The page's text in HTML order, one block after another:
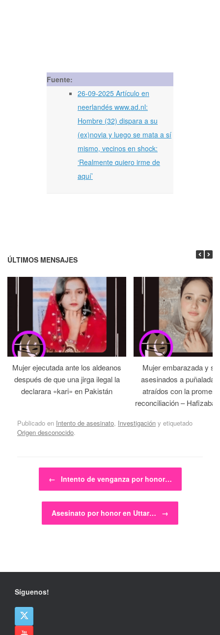
Fuente:
26-09-2025 Artículo en
neerlandés www.ad.nl:
Hombre (32) dispara a su
(ex)novia y luego se mata a sí
mismo, vecinos en shock:
‘Realmente quiero irme de
aquí’
ÚLTIMOS MENSAJES
Mujer ejecutada ante los aldeanos
después de que una jirga ilegal la
declarara «kari» en Pakistán
Mujer embarazada y
asesinados a
atraídos con la
reconciliación –
Publicado en Intento de asesinato, Investigación y etiquetado
Origen desconocido.
Navegador de artículos
← Intento de venganza por honor…
Asesinato por honor en Uttar… →
Síguenos!